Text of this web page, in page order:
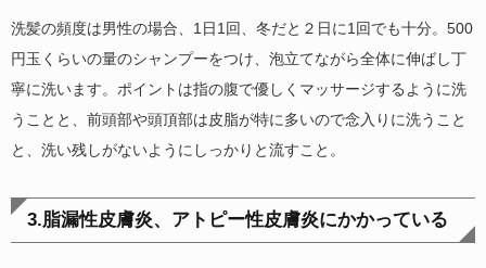
洗髪の頻度は男性の場合、1日1回、冬だと２日に1回でも十分。500
円玉くらいの量のシャンプーをつけ、泡立てながら全体に伸ばし丁
寧に洗います。ポイントは指の腹で優しくマッサージするように洗
うことと、前頭部や頭頂部は皮脂が特に多いので念入りに洗うこと
と、洗い残しがないようにしっかりと流すこと。
3.脂漏性皮膚炎、アトピー性皮膚炎にかかっている